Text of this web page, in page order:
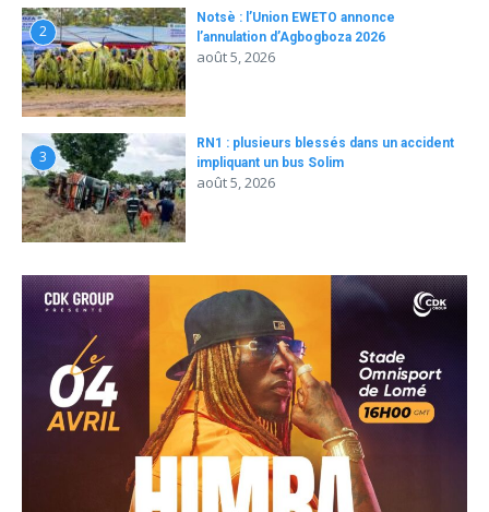
2
Notsè : l’Union EWETO annonce
l’annulation d’Agbogboza 2026
août 5, 2026
3
RN1 : plusieurs blessés dans un accident
impliquant un bus Solim
août 5, 2026